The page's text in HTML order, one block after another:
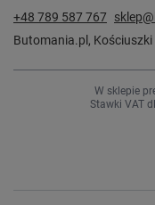
+48 789 587 767
Butomania.pl , Kościuszki
W sklepie
Stawki VAT